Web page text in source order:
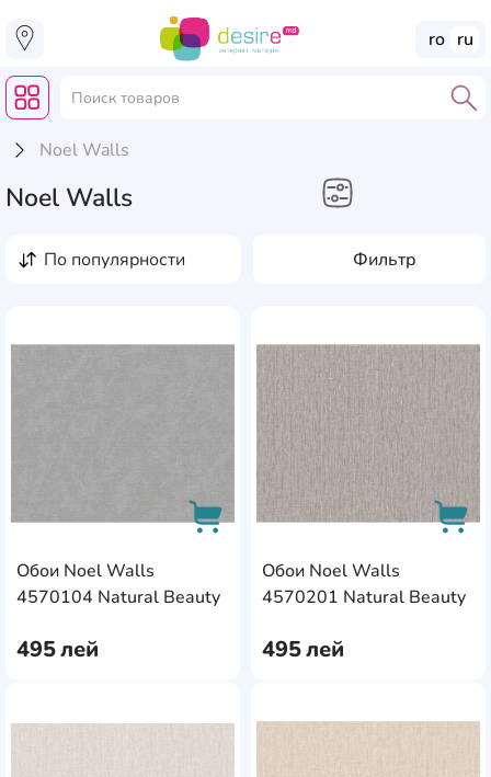
ro ru
Noel Walls
Noel Walls
Фильтр
по популярности
Обои Noel Walls
4570104 Natural Beauty
495лей
AddCardToFavourite
AddCardToCart
Обои Noel Walls
4570201 Natural Beauty
495лей
AddCardToFavourite